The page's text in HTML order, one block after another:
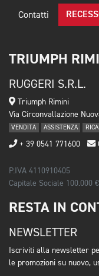
Contatti
TRIUMPH
RUGGERI S.R.L.
Triumph Rimini
Via Circonvallazione
VENDITA ASSISTENZA
+ 39 0541 771600
P.IVA 4110910405
Capitale Sociale 100.000
RESTA IN
NEWSLETTER
Iscriviti alla newsletter
le promozioni su nuovo,